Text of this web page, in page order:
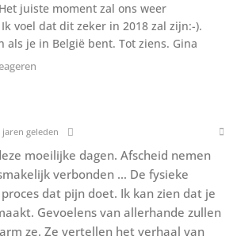
juiste moment zal ons weer
voel dat dit zeker in 2018 zal zijn:-).
als je in België bent. Tot ziens. Gina
jaren geleden
moeilijke dagen. Afscheid nemen
verbonden … De fysieke
dat pijn doet. Ik kan zien dat je
Gevoelens van allerhande zullen
ze. Ze vertellen het verhaal van